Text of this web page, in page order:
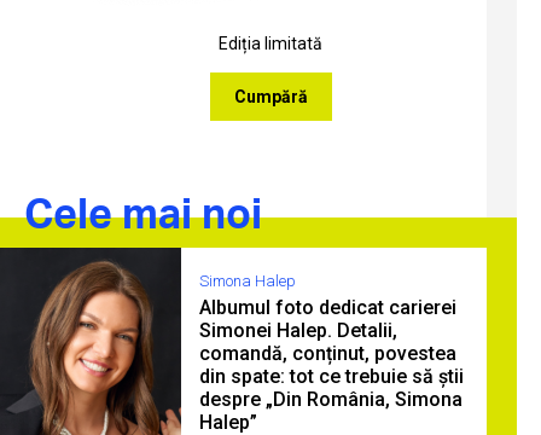
Ediția limitată
Cumpără
Cele mai noi
Simona Halep
Albumul foto dedicat carierei
Simonei Halep. Detalii,
comandă, conținut, povestea
din spate: tot ce trebuie să știi
despre „Din România, Simona
Halep”